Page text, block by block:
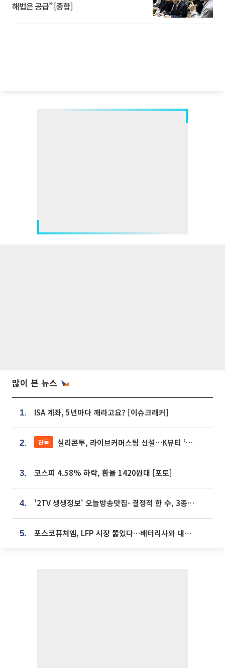
해법은 공급” [종합]
많이 본 뉴스
1. ISA 계좌, 5년마다 깨라고요? [이슈크래커]
2. 단독 실리콘투, 라이브커머스팀 신설…K뷰티 ‘글로벌 판매망’ 확대[K뷰티 라방戰]
3. 코스피 4.58% 하락, 환율 1420원대 [포토]
4. '2TV 생생정보' 오늘방송맛집- 결정적 한 수, 3종 메밀면! 메밀 소바 맛집 '의○○○○'
5. 포스코퓨처엠, LFP 시장 뚫었다…배터리사와 대규모 장기 공급 합의